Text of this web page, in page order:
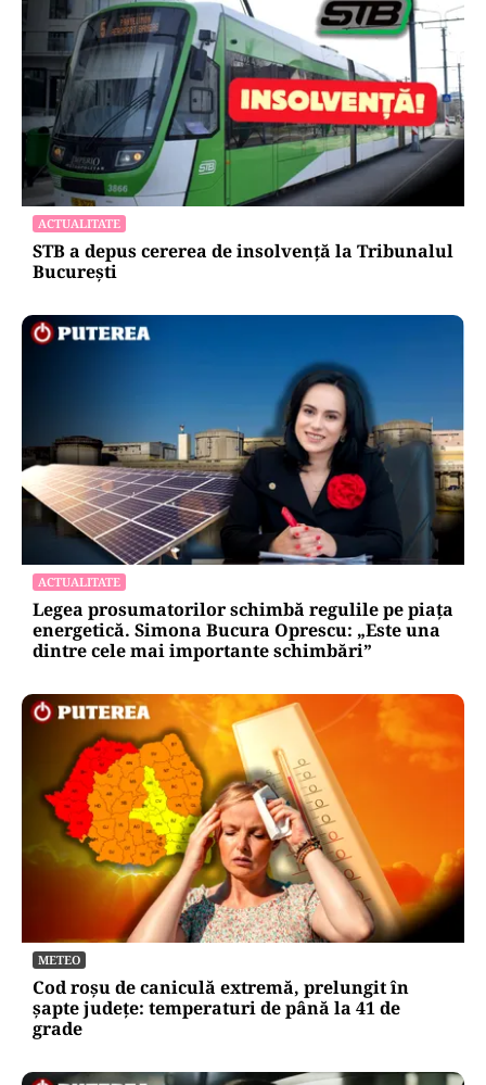
ACTUALITATE
STB a depus cererea de insolvență la Tribunalul
București
ACTUALITATE
Legea prosumatorilor schimbă regulile pe piața
energetică. Simona Bucura Oprescu: „Este una
dintre cele mai importante schimbări”
METEO
Cod roșu de caniculă extremă, prelungit în
șapte județe: temperaturi de până la 41 de
grade